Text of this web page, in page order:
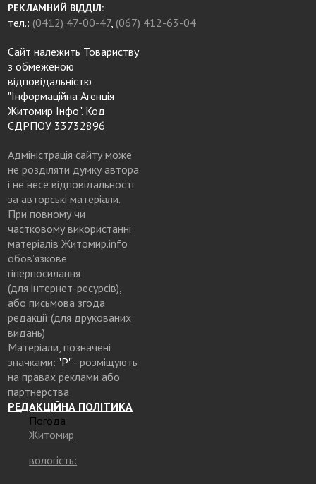
РЕКЛАМНИЙ ВІДДІЛ:
тел.: (0412) 47-00-47, (067) 412-63-04
Сайт належить Товариству
з обмеженою
відповідальністю
"Інформаційна Агенція
Житомир Інфо". Код
ЄДРПОУ 33732896
Адміністрація сайту може
не розділяти думку автора
і не несе відповідальності
за авторські матеріали.
При повному чи
частковому використанні
матеріалів Житомир.info
обов’язкове
гіперпосилання
(для інтернет-ресурсів),
або письмова згода
редакції (для друкованих
видань)
Матеріали, позначені
значками: "Р"- розміщують
на правах реклами або
партнерства
РЕДАКЦІЙНА ПОЛІТИКА
Погода
Житомир
вологість: